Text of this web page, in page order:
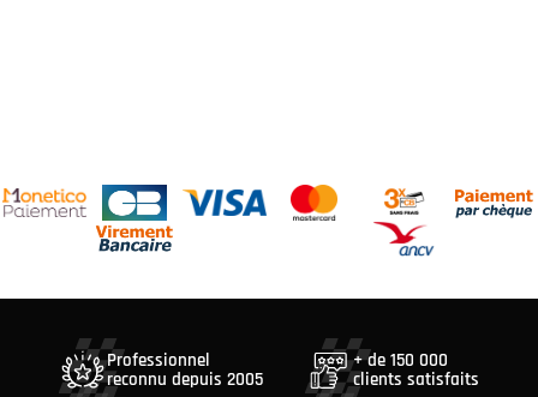
Professionnel
reconnu depuis 2005
+ de 150 000
clients satisfaits